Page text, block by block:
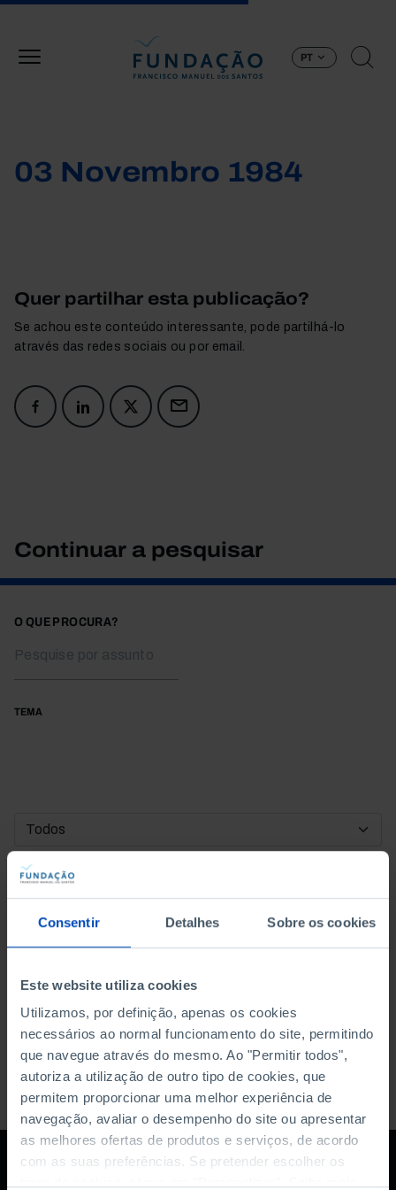
Consentir Detalhes Sobre os cookies
Este website utiliza cookies
Utilizamos, por definição, apenas os cookies
necessários ao normal funcionamento do site, permitindo
que navegue através do mesmo. Ao "Permitir todos",
autoriza a utilização de outro tipo de cookies, que
permitem proporcionar uma melhor experiência de
navegação, avaliar o desempenho do site ou apresentar
as melhores ofertas de produtos e serviços, de acordo
com as suas preferências. Se pretender escolher os
PT
03 Novembro 1984
Quer partilhar esta publicação?
Se achou este conteúdo interessante, pode partilhá-lo
através das redes sociais ou por email.
Continuar a pesquisar
O QUE PROCURA?
TEMA
DATA DE INÍCIO
DATA DE FIM